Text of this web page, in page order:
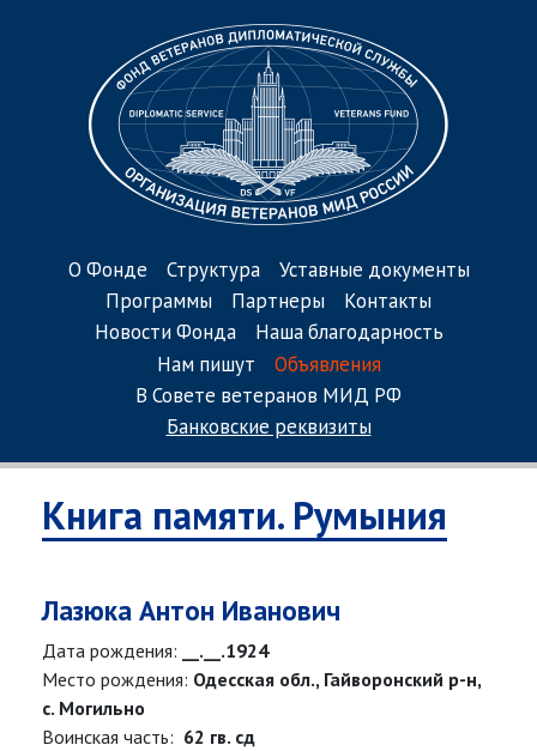
О Фонде Структура
Уставные документы
Программы
Партнеры
Контакты
Новости Фонда
Наша благодарность
Нам пишут
Объявления
В Совете ветеранов МИД РФ
Банковские реквизиты
Книга памяти. Румыния
Лазюка Антон Иванович
Дата рождения:
__.__.1924
Место рождения: Одесская обл., Гайворонский р-н,
с. Могильно
Воинская часть: 62 гв. сд